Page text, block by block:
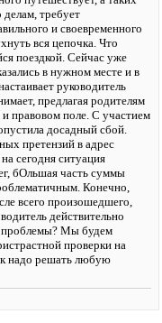
делам, требует
и своевременного
вся цепочка. Что
поездкой. Сейчас уже
в нужном месте и в
руководитель
предлагая родителям
и правовом поле. С участием
досадный сбой.
претензий в адрес
сегодня ситуация
бОльшая часть суммы
Конечно,
всего произошедшего,
действительно
проблемы? Мы будем
проверки на
надо решать любую